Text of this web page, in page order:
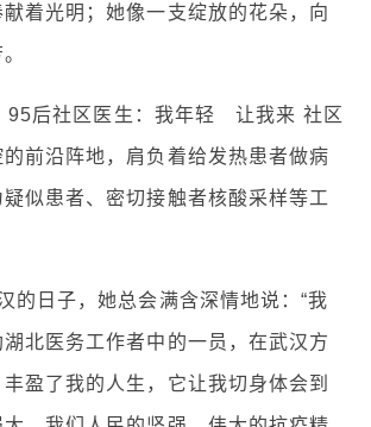
着光明；她像一支绽放的花朵，向
95后社区医生：我年轻 让我来 社区
的前沿阵地，肩负着给发热患者做病
似患者、密切接触者核酸采样等工
的日子，她总会满含深情地说：“我
北医务工作者中的一员，在武汉方
盈了我的人生，它让我切身体会到